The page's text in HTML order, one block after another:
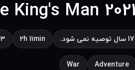
2h 11min 3 بررسی
Adventure
War